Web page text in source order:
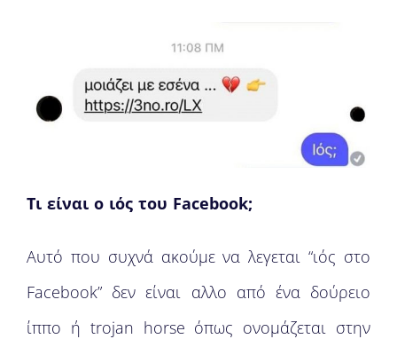
Τι είναι ο ιός του Facebook;
Αυτό που συχνά ακούμε να λεγεται “ιός στο
Facebook” δεν είναι αλλο από ένα δούρειο
ίππο ή trojan horse όπως ονομάζεται στην